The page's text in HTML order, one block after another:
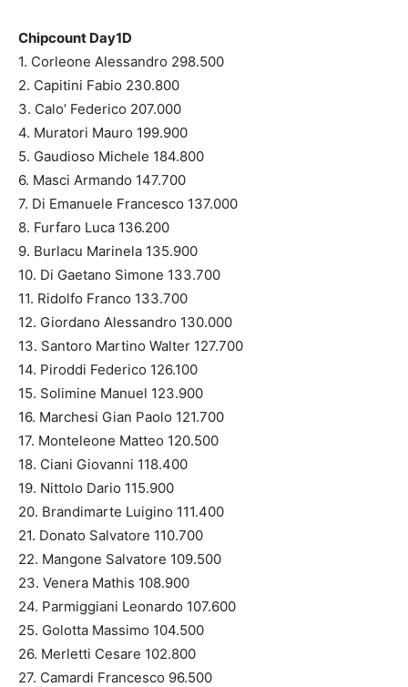
Chipcount Day1D
1. Corleone Alessandro 298.500
2. Capitini Fabio 230.800
3. Calo’ Federico 207.000
4. Muratori Mauro 199.900
5. Gaudioso Michele 184.800
6. Masci Armando 147.700
7. Di Emanuele Francesco 137.000
8. Furfaro Luca 136.200
9. Burlacu Marinela 135.900
10. Di Gaetano Simone 133.700
11. Ridolfo Franco 133.700
12. Giordano Alessandro 130.000
13. Santoro Martino Walter 127.700
14. Piroddi Federico 126.100
15. Solimine Manuel 123.900
16. Marchesi Gian Paolo 121.700
17. Monteleone Matteo 120.500
18. Ciani Giovanni 118.400
19. Nittolo Dario 115.900
20. Brandimarte Luigino 111.400
21. Donato Salvatore 110.700
22. Mangone Salvatore 109.500
23. Venera Mathis 108.900
24. Parmiggiani Leonardo 107.600
25. Golotta Massimo 104.500
26. Merletti Cesare 102.800
27. Camardi Francesco 96.500